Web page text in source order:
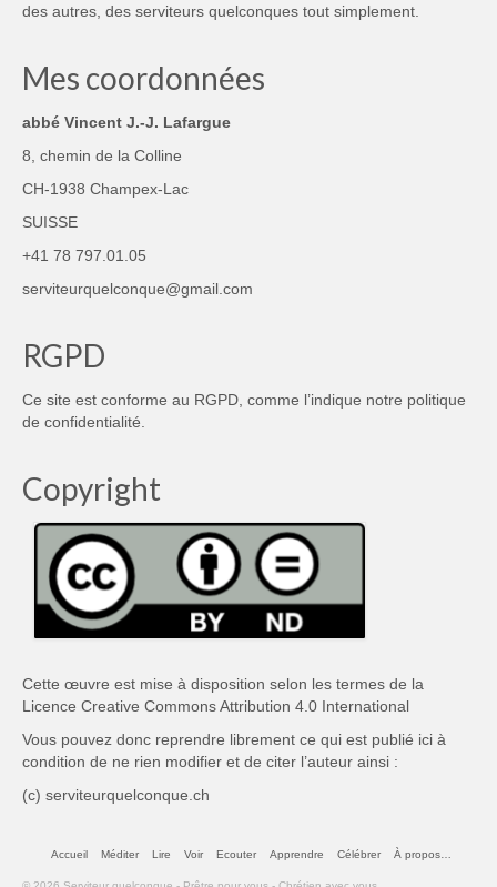
des autres, des serviteurs quelconques tout simplement.
Mes coordonnées
abbé Vincent J.-J. Lafargue
8, chemin de la Colline
CH-1938 Champex-Lac
SUISSE
+41 78 797.01.05
serviteurquelconque@gmail.com
RGPD
Ce site est conforme au RGPD, comme l’indique notre politique
de confidentialité
Copyright
Cette œuvre est mise à disposition selon les termes de la
Licence Creative Commons Attribution 4.0 International
Vous pouvez donc reprendre librement ce qui est publié ici à
condition de ne rien modifier et de citer l’auteur ainsi :
(c) serviteurquelconque.ch
Accueil Méditer Lire Voir Ecouter Apprendre Célébrer À propos…